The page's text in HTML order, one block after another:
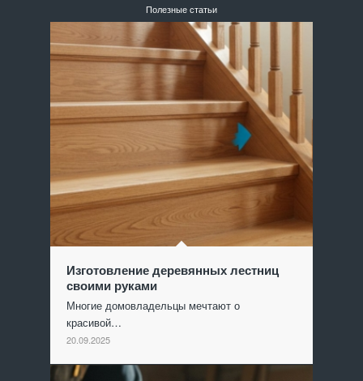
Полезные статьи
Изготовление деревянных лестниц
своими руками
Многие домовладельцы мечтают о
красивой…
20.09.2025